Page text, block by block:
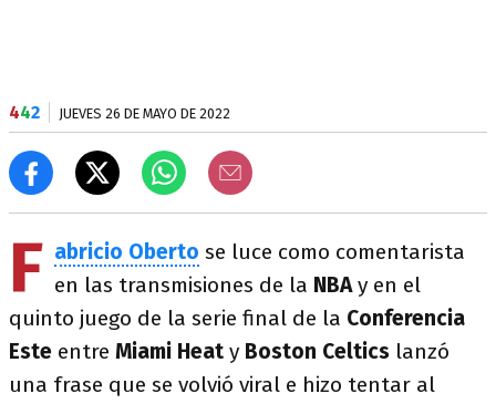
442 JUEVES 26 DE MAYO DE 2022
F abricio Oberto se luce como comentarista
en las transmisiones de la NBAy en el
quinto juego de la serie final de la Conferencia
Este entre Miami Heat y Boston Celtics lanzó
una frase que se volvió viral e hizo tentar al